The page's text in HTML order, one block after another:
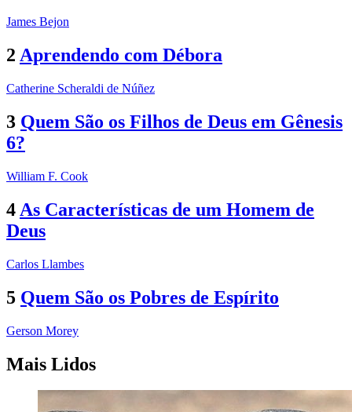
James Bejon
2 Aprendendo com Débora
Catherine Scheraldi de Núñez
3 Quem São os Filhos de Deus em Gênesis
6?
William F. Cook
4 As Características de um Homem de
Deus
Carlos Llambes
5 Quem São os Pobres de Espírito
Gerson Morey
Mais Lidos